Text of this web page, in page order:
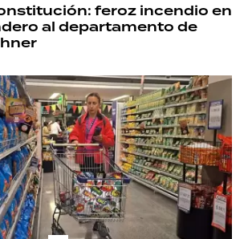
feroz incendio en
al departamento de